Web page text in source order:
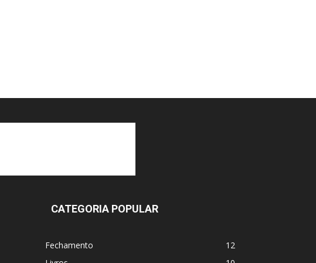
CATEGORIA POPULAR
Fechamento
12